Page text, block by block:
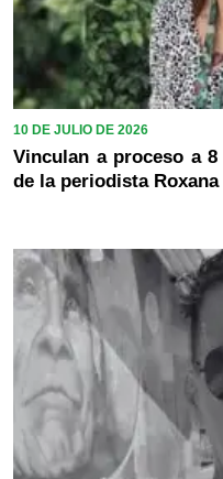
10 DE JULIO DE 2026
Vinculan a proceso a
de la periodista